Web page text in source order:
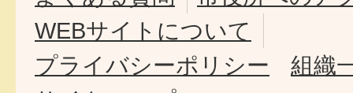
WEBサイトについて
プライバシーポリシー
組織